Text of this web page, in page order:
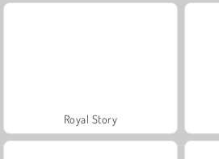
Royal Story